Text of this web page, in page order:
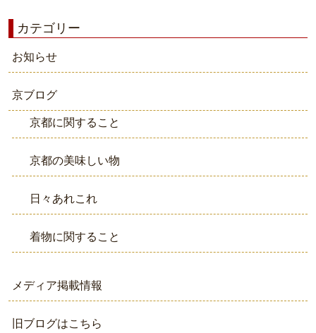
カテゴリー
お知らせ
京ブログ
京都に関すること
京都の美味しい物
日々あれこれ
着物に関すること
メディア掲載情報
旧ブログはこちら